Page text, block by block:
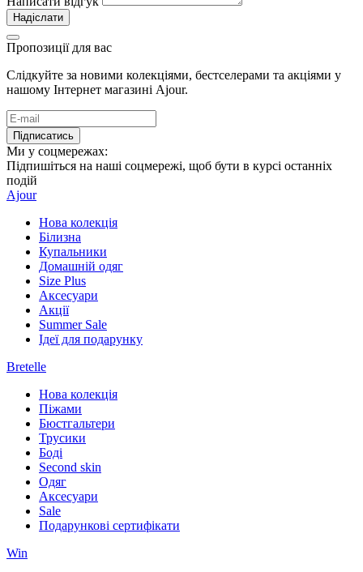
Надіслати
Пропозиції для вас
Слідкуйте за новими колекціями, бестселерами та акціями у
нашому Інтернет магазині Ajour.
Підписатись
Ми у соцмережах:
Підпишіться на наші соцмережі, щоб бути в курсі останніх
подій
Ajour
Нова колекція
Білизна
Купальники
Домашній одяг
Size Plus
Аксесуари
Акції
Summer Sale
Ідеї для подарунку
Bretelle
Нова колекція
Піжами
Бюстгальтери
Трусики
Боді
Second skin
Одяг
Аксесуари
Sale
Подарункові сертифікати
Win